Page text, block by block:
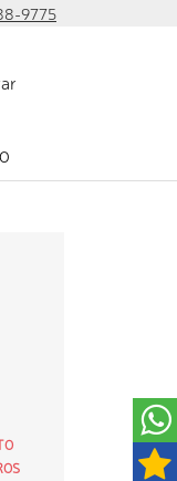
9775